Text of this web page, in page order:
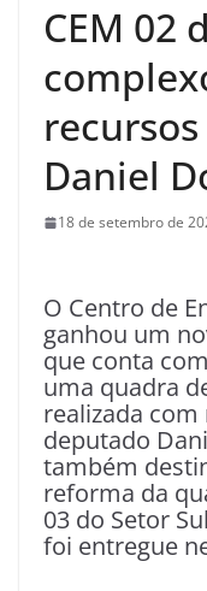
CEM 02
Daniel
18 de setembro de
O Centro de
ganhou um
que conta
uma quadra
realizada
deputado
também
reforma da
03 do Setor
foi entregue